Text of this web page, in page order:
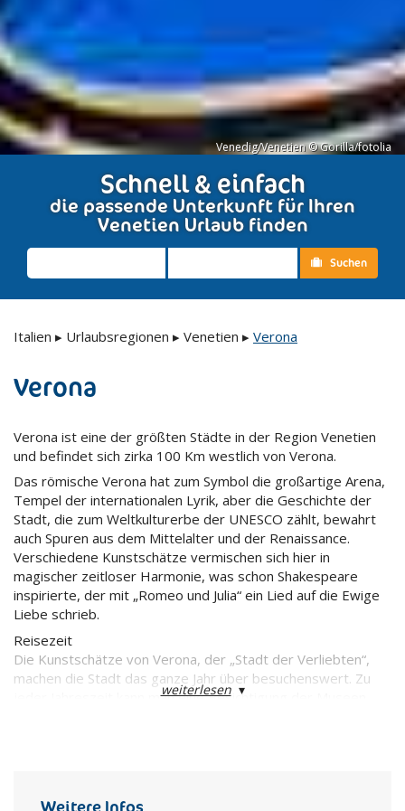
Venedig/Venetien © Gorilla/fotolia
Schnell & einfach
die passende Unterkunft für Ihren
Venetien Urlaub finden
Suchen
Italien ▸ Urlaubsregionen ▸ Venetien ▸ Verona
Verona
Verona ist eine der größten Städte in der Region Venetien
und befindet sich zirka 100 Km westlich von Verona.
Das römische Verona hat zum Symbol die großartige Arena,
Tempel der internationalen Lyrik, aber die Geschichte der
Stadt, die zum Weltkulturerbe der UNESCO zählt, bewahrt
auch Spuren aus dem Mittelalter und der Renaissance.
Verschiedene Kunstschätze vermischen sich hier in
magischer zeitloser Harmonie, was schon Shakespeare
inspirierte, der mit „Romeo und Julia“ ein Lied auf die Ewige
Liebe schrieb.
Reisezeit
Die Kunstschätze von Verona, der „Stadt der Verliebten“,
machen die Stadt das ganze Jahr über besuchenswert. Zu
jeder Jahreszeit kann man eine Besichtigung der Museen
weiterlesen▾
Weitere Infos